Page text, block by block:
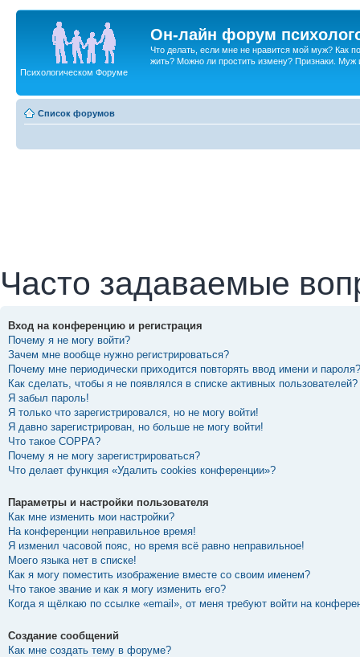
Он-лайн форум
Что делать, если мне не нравится мой муж? Как
жить? Можно ли простить измену? Признаки. Муж
Психологическом Форуме
Список форумов
Часто задаваемые
Вход на конференцию и регистрация
Почему я не могу войти?
Зачем мне вообще нужно регистрироваться?
Почему мне периодически приходится повторять ввод имени и пароля?
Как сделать, чтобы я не появлялся в списке активных пользователей?
Я забыл пароль!
Я только что зарегистрировался, но не могу войти!
Я давно зарегистрирован, но больше не могу войти!
Что такое COPPA?
Почему я не могу зарегистрироваться?
Что делает функция «Удалить cookies конференции»?
Параметры и настройки пользователя
Как мне изменить мои настройки?
На конференции неправильное время!
Я изменил часовой пояс, но время всё равно неправильное!
Моего языка нет в списке!
Как я могу поместить изображение вместе со своим именем?
Что такое звание и как я могу изменить его?
Когда я щёлкаю по ссылке «email», от меня требуют войти на
Создание сообщений
Как мне создать тему в форуме?